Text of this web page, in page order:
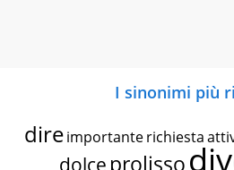
I sinonimi più
dire importante richiesta
dolce prolisso